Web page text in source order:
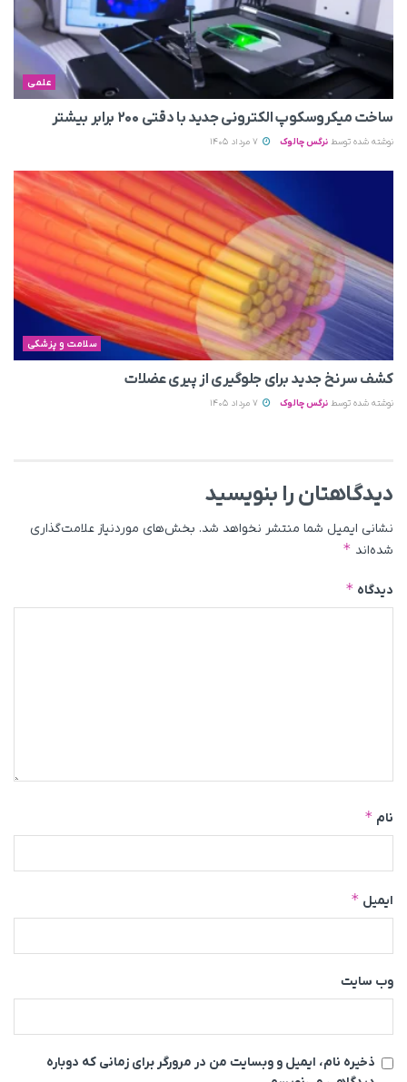
علمی
ساخت میکروسکوپ الکترونی جدید با دقتی ۲۰۰ برابر بیشتر
نوشته شده توسط نرگس چالوک
سلامت و پزشکی
کشف سرنخ جدید برای جلوگیری از پیری عضلات
نوشته شده توسط نرگس چالوک
دیدگاهتان را بنویسید
نشانی ایمیل شما منتشر نخواهد شد. بخش‌های موردنیاز علامت‌گذاری
شده‌اند *
دیدگاه *
نام *
ایمیل *
وب‌ سایت
ذخیره نام، ایمیل و وبسایت من در مرورگر برای زمانی که دوباره